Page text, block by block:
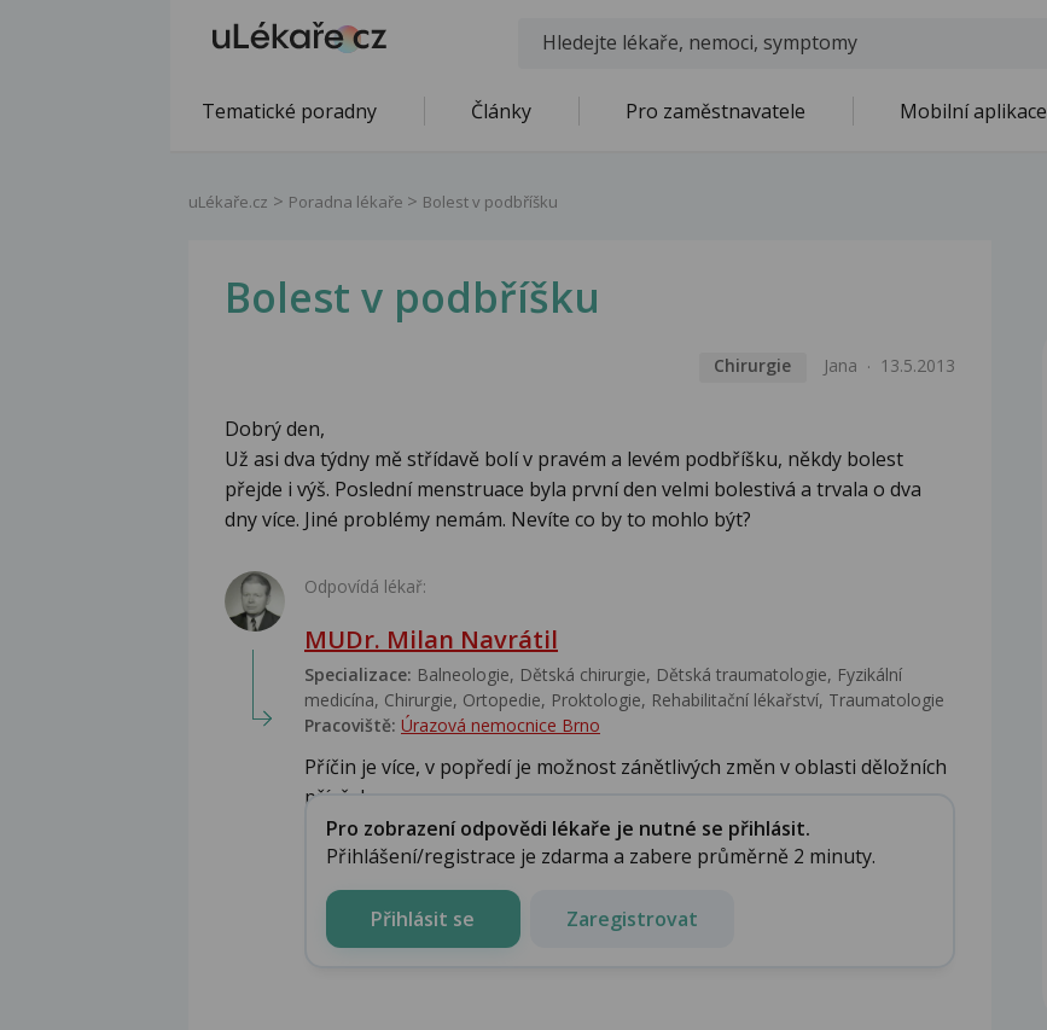
Tematické poradny Články Pro zaměstnavatele Mobilní aplikace
uLékaře.cz Poradna lékaře Bolest v podbříšku
Bolest v podbříšku
Chirurgie Jana 13.5.2013
Dobrý den,
Už asi dva týdny mě střídavě bolí v pravém a levém podbříšku, někdy bolest
přejde i výš. Poslední menstruace byla první den velmi bolestivá a trvala o dva
dny více. Jiné problémy nemám. Nevíte co by to mohlo být?
Odpovídá lékař:
MUDr. Milan Navrátil
Specializace: Balneologie, Dětská chirurgie, Dětská traumatologie, Fyzikální
medicína, Chirurgie, Ortopedie, Proktologie, Rehabilitační lékařství‎, Traumatologie
Pracoviště: Úrazová nemocnice Brno
Příčin je více, v popředí je možnost zánětlivých změn v oblasti děložních
přívěsk...
Pro zobrazení odpovědi lékaře je nutné se přihlásit.
Přihlášení/registrace je zdarma a zabere průměrně 2 minuty.
Přihlásit se Zaregistrovat